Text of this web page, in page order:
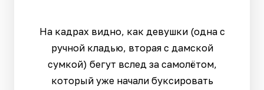
На кадрах видно, как девушки (одна с
ручной кладью, вторая с дамской
сумкой) бегут вслед за самолётом,
который уже начали буксировать